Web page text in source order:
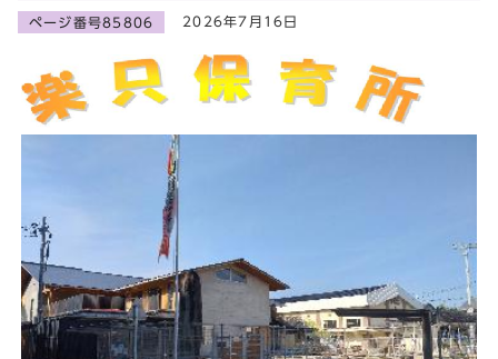
ページ番号85806 2026年7月16日